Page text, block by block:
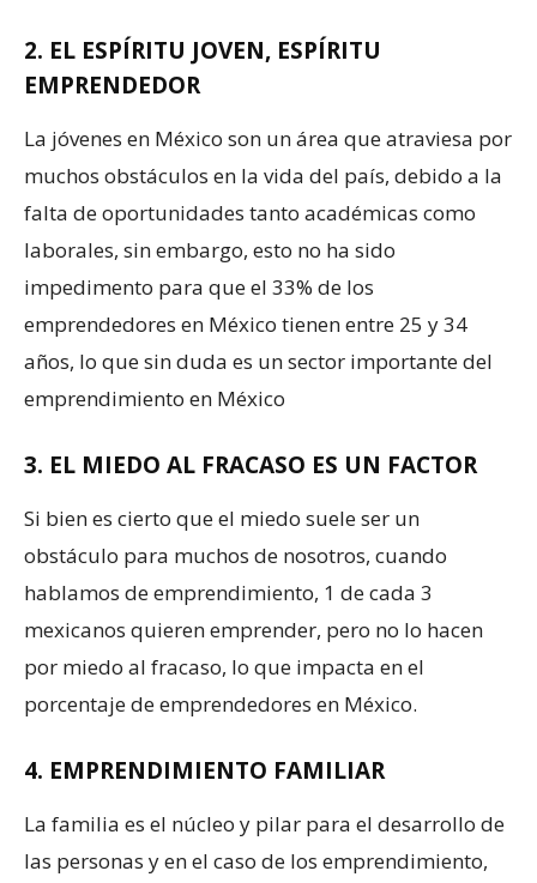
2. EL ESPÍRITU JOVEN, ESPÍRITU
EMPRENDEDOR
La jóvenes en México son un área que atraviesa por
muchos obstáculos en la vida del país, debido a la
falta de oportunidades tanto académicas como
laborales, sin embargo, esto no ha sido
impedimento para que el 33% de los
emprendedores en México tienen entre 25 y 34
años, lo que sin duda es un sector importante del
emprendimiento en México
3. EL MIEDO AL FRACASO ES UN FACTOR
Si bien es cierto que el miedo suele ser un
obstáculo para muchos de nosotros, cuando
hablamos de emprendimiento, 1 de cada 3
mexicanos quieren emprender, pero no lo hacen
por miedo al fracaso, lo que impacta en el
porcentaje de emprendedores en México.
4. EMPRENDIMIENTO FAMILIAR
La familia es el núcleo y pilar para el desarrollo de
las personas y en el caso de los emprendimiento,